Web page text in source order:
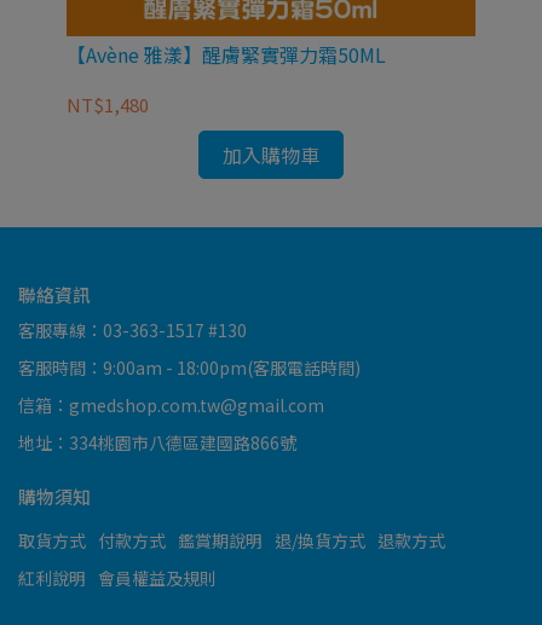
【Avène 雅漾】醒膚緊實彈力霜50ML
NT$1,480
加入購物車
聯絡資訊
客服專線：03-363-1517 #130
客服時間：9:00am - 18:00pm(客服電話時間)
信箱：gmedshop.com.tw@gmail.com
地址：334桃園市八德區建國路866號
購物須知
取貨方式 付款方式 鑑賞期說明 退/換貨方式 退款方式
紅利說明 會員權益及規則